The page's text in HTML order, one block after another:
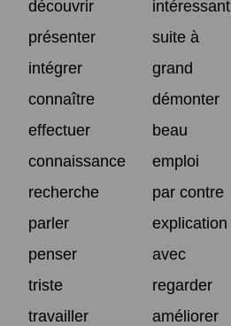
découvrir
intéressant
présenter
suite à
intégrer
grand
connaître
démonter
effectuer
beau
connaissance
emploi
recherche
par contre
parler
explication
penser
avec
triste
regarder
travailler
améliorer